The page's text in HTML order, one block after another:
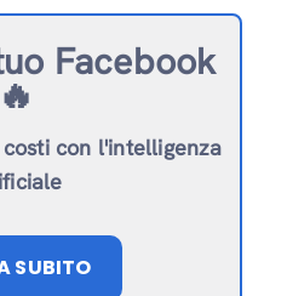
Facebook
🔥
con l'intelligenza
SUBITO